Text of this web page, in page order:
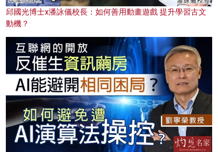
邱國光博士x潘詠儀校長：如何善用動畫遊戲 提升學習古文
動機？